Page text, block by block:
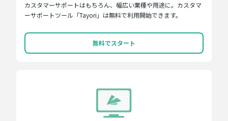
カスタマーサポートはもちろん、幅広い業種や用途に。カスタマ
ーサポートツール「Tayori」は無料で利用開始できます。
無料でスタート